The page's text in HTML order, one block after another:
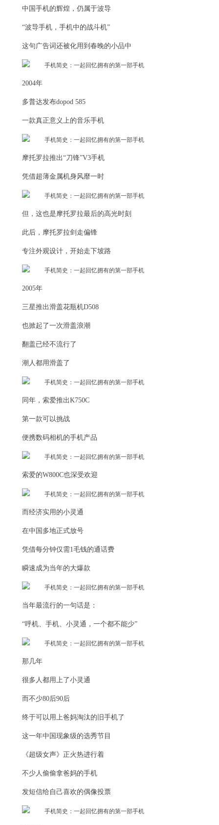
中国手机的辉煌，仍属于波导
“波导手机，手机中的战斗机”
这句广告词还被化用到春晚的小品中
2004年
多普达发布dopod 585
一款真正意义上的音乐手机
摩托罗拉推出“刀锋”V3手机
凭借超薄金属机身风靡一时
但，这也是摩托罗拉最后的高光时刻
此后，摩托罗拉剑走偏锋
专注外观设计，开始走下坡路
2005年
三星推出滑盖花瓶机D508
也掀起了一次滑盖浪潮
翻盖已经不流行了
潮人都用滑盖了
同年，索爱推出K750C
第一款可以挑战
便携数码相机的手机产品
索爱的W800C也深受欢迎
而经济实用的小灵通
在中国多地正式放号
凭借每分钟仅需1毛钱的通话费
瞬速成为当年的大爆款
当年最流行的一句话是：
“呼机、手机、小灵通，一个都不能少”
那几年
很多人都用上了小灵通
而不少80后90后
终于可以用上爸妈淘汰的旧手机了
这一年中国现象级的选秀节目
《超级女声》正火热进行着
不少人偷偷拿爸妈的手机
发短信给自己喜欢的偶像投票